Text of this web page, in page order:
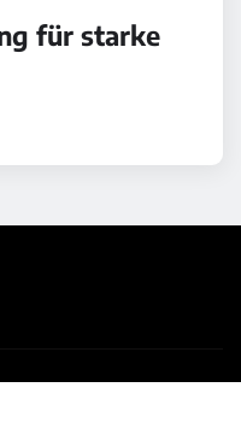
für starke